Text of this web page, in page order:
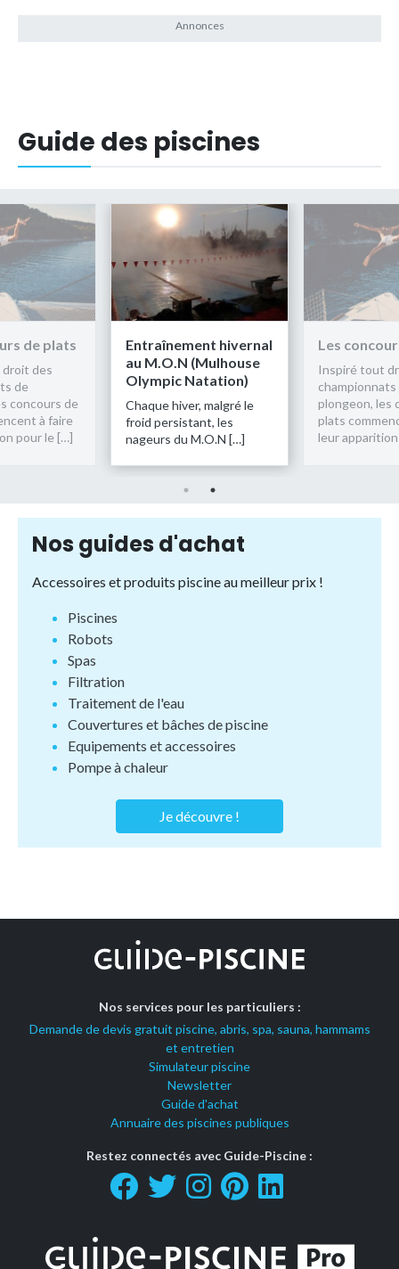
Guide des piscines
hivernal
(Mulhouse
malgré le
les
M.O.N […]
Les concours de plats
Inspiré tout droit des
championnats de
plongeon, les concours de
plats commencent à faire
leur apparition pour le […]
au
Olympic
Chaque
froid
nageurs du
Nos guides d'achat
Accessoires et produits piscine au meilleur prix !
Piscines
Robots
Spas
Filtration
Traitement de l'eau
Couvertures et bâches de piscine
Equipements et accessoires
Pompe à chaleur
Je découvre !
Nos services pour les particuliers :
Demande de devis gratuit piscine, abris, spa, sauna, hammams
et entretien
Simulateur piscine
Newsletter
Guide d'achat
Annuaire des piscines publiques
Restez connectés avec Guide-Piscine :